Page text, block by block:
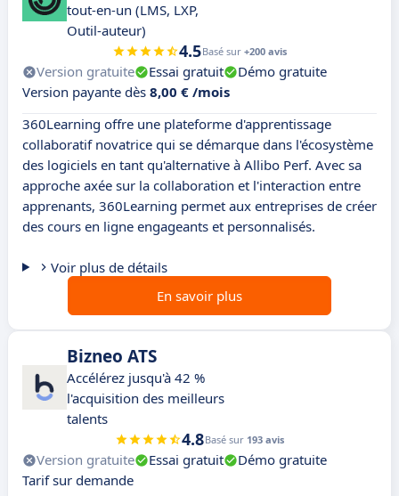
tout-en-un (LMS, LXP,
Outil-auteur)
4.5Basé sur +200 avis
Version gratuite Essai gratuit
Démo gratuite
Version payante dès 8,00 € /mois
360Learning offre une plateforme d'apprentissage
collaboratif novatrice qui se démarque dans l'écosystème
des logiciels en tant qu'alternative à Allibo Perf. Avec sa
approche axée sur la collaboration et l'interaction entre
apprenants, 360Learning permet aux entreprises de créer
des cours en ligne engageants et personnalisés.
Voir plus de détails
En savoir plus
Bizneo ATS
Accélérez jusqu'à 42 %
l'acquisition des meilleurs
talents
4.8Basé sur 193 avis
Version gratuite Essai gratuit
Démo gratuite
Tarif sur demande